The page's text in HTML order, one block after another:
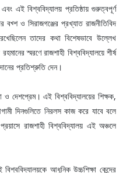
এই বিশ্ববিদ্যালয় প্রতিষ্ঠায় গুরুত্বপূর্ণ
ও সিরাজগঞ্জের প্রখ্যাত রাজনীতিবিদ
তাদের কথা বিশেষভাবে উল্লেখ
স্মরণে রাজশাহী বিশ্ববিদ্যালয়ে শীর্ষ
প্রতিশ্রুতি দেন।
দেশপ্রেম। এই বিশ্ববিদ্যালয়ের শিক্ষক,
দিনগুলিতে নিরলস কাজ করে যাবে বলে
রাজশাহী বিশ্ববিদ্যালয় এই অঞ্চলে
আধুনিক উচ্চশিক্ষা কেন্দ্রে